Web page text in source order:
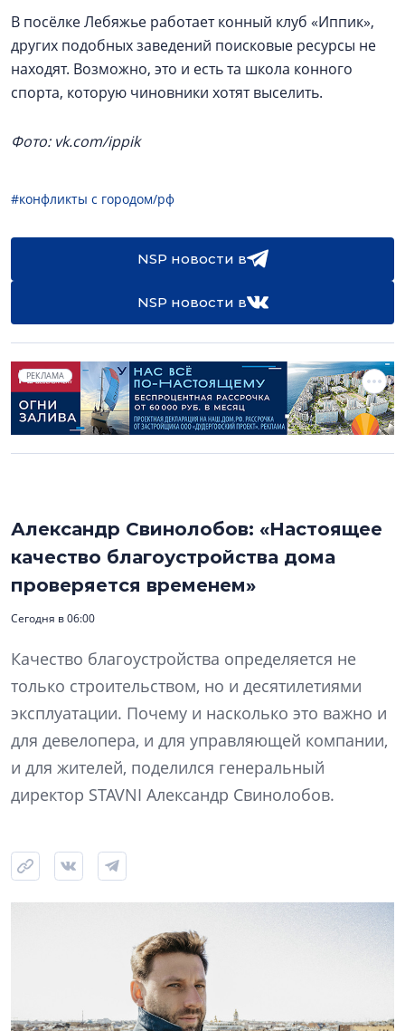
В посёлке Лебяжье работает конный клуб «Иппик»,
других подобных заведений поисковые ресурсы не
находят. Возможно, это и есть та школа конного
спорта, которую чиновники хотят выселить.
Фото: vk.com/ippik
#конфликты с городом/рф
NSP новости в
NSP новости в
РЕКЛАМА
Александр Свинолобов: «Настоящее
качество благоустройства дома
проверяется временем»
Сегодня в 06:00
Качество благоустройства определяется не
только строительством, но и десятилетиями
эксплуатации. Почему и насколько это важно и
для девелопера, и для управляющей компании,
и для жителей, поделился генеральный
директор STAVNI Александр Свинолобов.